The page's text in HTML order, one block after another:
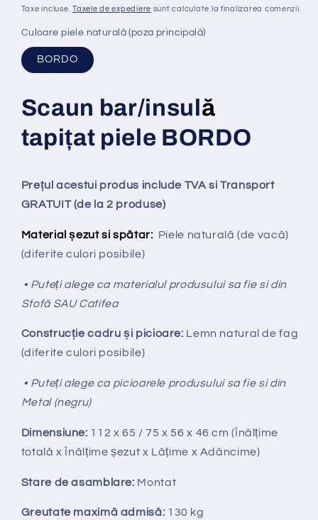
obișnuit
redus
Taxe incluse.Taxele de expediere sunt calculate la finalizarea comenzii.
Culoare piele naturală (poza principală)
BORDO
Scaun bar/insulă
tapițat piele BORDO
Prețul acestui produs include TVA si Transport
GRATUIT (de la 2 produse)
Material șezut si spătar: Piele naturală (de vacă)
(diferite culori posibile)
• Puteți alege ca materialul produsului sa fie si din
Stofă SAU Catifea
Construcție cadru și picioare: Lemn natural de fag
(diferite culori posibile)
• Puteți alege ca picioarele produsului sa fie si din
Metal (negru)
Dimensiune: 112 x 65 / 75 x 56 x 46 cm (Înălțime
totală x Înălțimeșezut x Lățime x Adâncime)
Stare de asamblare: Montat
Greutate maximă admisă: 130 kg